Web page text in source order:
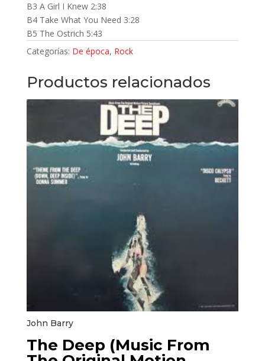
B3 A Girl I Knew 2:38
B4 Take What You Need 3:28
B5 The Ostrich 5:43
Categorías: De época, Rock
Productos relacionados
John Barry
The Deep (Music From